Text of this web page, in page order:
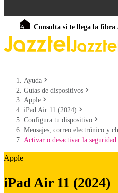
Consulta si te llega la fibra
Ayuda
Guías de dispositivos
Apple
iPad Air 11 (2024)
Configura tu dispositivo
Mensajes, correo electrónico y
Activar o desactivar la seguridad
Apple
iPad Air 11 (2024)